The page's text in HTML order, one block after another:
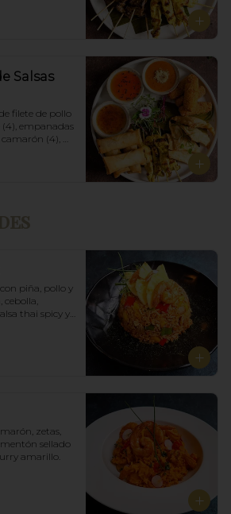
Salsas
filete de pollo
(4), empanadas
(4),
piña, pollo y
cebolla,
thai spicy y
zetas,
sellado
amarillo.